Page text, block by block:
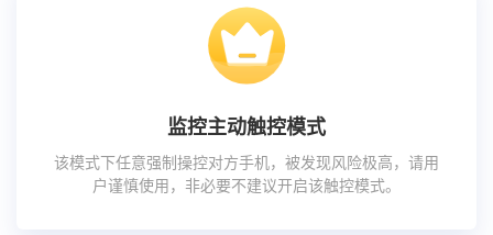
监控主动触控模式
该模式下任意强制操控对方手机，被发现风险极高，请用
户谨慎使用，非必要不建议开启该触控模式。